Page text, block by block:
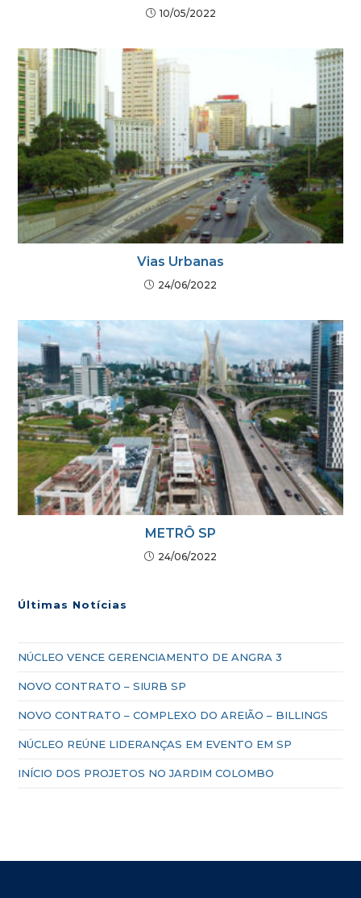
10/05/2022
Vias Urbanas
24/06/2022
METRÔ SP
24/06/2022
Últimas Notícias
NÚCLEO VENCE GERENCIAMENTO DE ANGRA 3
NOVO CONTRATO – SIURB SP
NOVO CONTRATO – COMPLEXO DO AREIÃO – BILLINGS
NÚCLEO REÚNE LIDERANÇAS EM EVENTO EM SP
INÍCIO DOS PROJETOS NO JARDIM COLOMBO